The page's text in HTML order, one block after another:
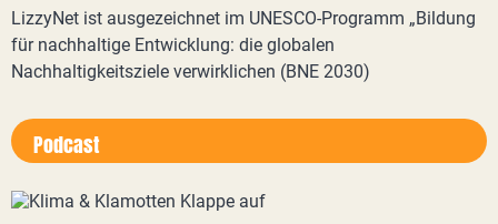
LizzyNet ist ausgezeichnet im UNESCO-Programm „Bildung
für nachhaltige Entwicklung: die globalen
Nachhaltigkeitsziele verwirklichen (BNE 2030)
Podcast